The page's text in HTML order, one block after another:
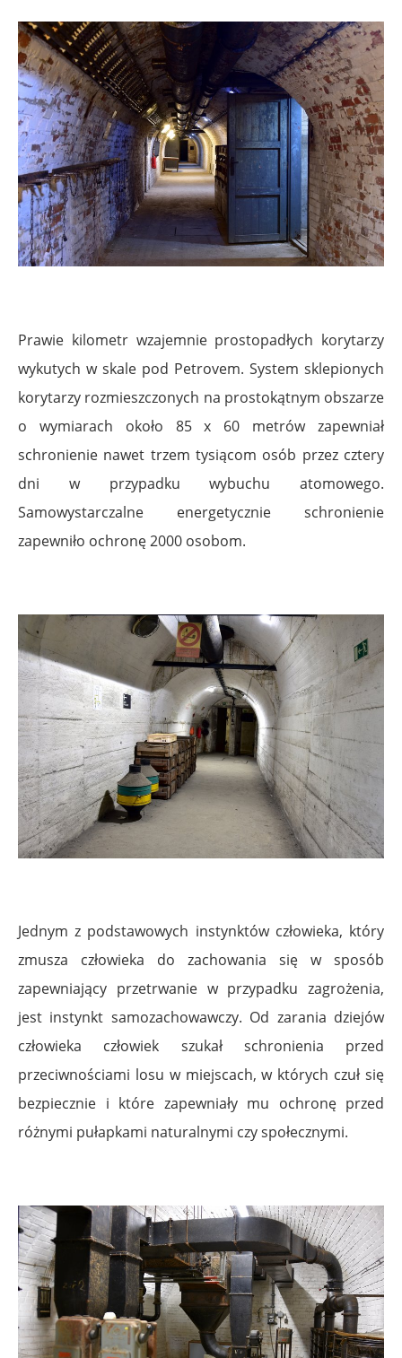
Prawie kilometr wzajemnie prostopadłych korytarzy
wykutych w skale pod Petrovem. System sklepionych
korytarzy rozmieszczonych na prostokątnym obszarze
o wymiarach około 85 x 60 metrów zapewniał
schronienie nawet trzem tysiącom osób przez cztery
dni w przypadku wybuchu atomowego.
Samowystarczalne energetycznie schronienie
zapewniło ochronę 2000 osobom.
Jednym z podstawowych instynktów człowieka, który
zmusza człowieka do zachowania się w sposób
zapewniający przetrwanie w przypadku zagrożenia,
jest instynkt samozachowawczy. Od zarania dziejów
człowieka człowiek szukał schronienia przed
przeciwnościami losu w miejscach, w których czuł się
bezpiecznie i które zapewniały mu ochronę przed
różnymi pułapkami naturalnymi czy społecznymi.